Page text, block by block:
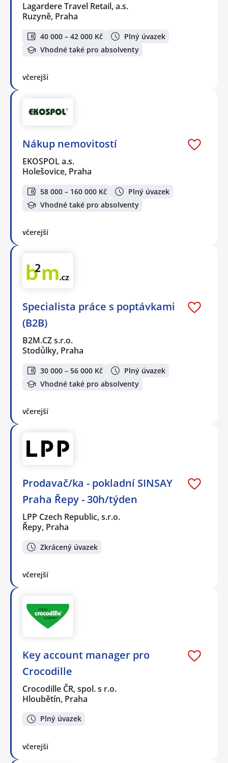
Lagardere Travel Retail, a.s.
Ruzyně, Praha
40 000 – 42 000 Kč
Plný úvazek
Vhodné také pro absolventy
včerejší
Nákup nemovitostí
EKOSPOL a.s.
Holešovice, Praha
58 000 – 160 000 Kč
Plný úvazek
Vhodné také pro absolventy
včerejší
Specialista práce s poptávkami
(B2B)
B2M.CZ s.r.o.
Stodůlky, Praha
30 000 – 56 000 Kč
Plný úvazek
Vhodné také pro absolventy
včerejší
Prodavač/ka - pokladní SINSAY
Praha Řepy - 30h/týden
LPP Czech Republic, s.r.o.
Řepy, Praha
Zkrácený úvazek
včerejší
Key account manager pro
Crocodille
Crocodille ČR, spol. s r.o.
Hloubětín, Praha
Plný úvazek
včerejší